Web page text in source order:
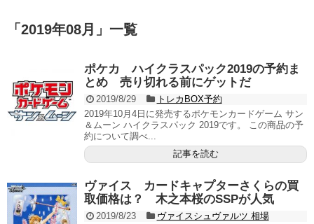
「 2019年08月 」 一覧
ポケカ ハイクラスパック2019の予約ま
とめ 売り切れる前にゲットだ
2019/8/29
トレカBOX予約
2019年10月4日に発売するポケモンカードゲーム サン
＆ムーン ハイクラスパック 2019です。 この商品の予
約について調べ...
記事を読む
ヴァイス カードキャプターさくらの買
取価格は？ 木之本桜のSSPが人気
2019/8/23
ヴァイスシュヴァルツ 相場